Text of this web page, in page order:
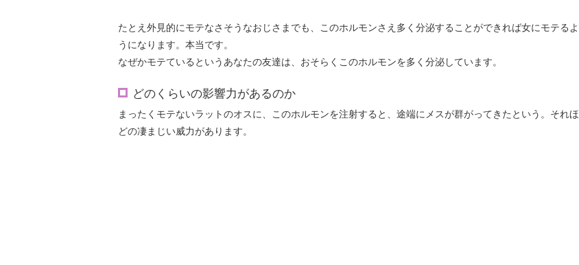
たとえ外見的にモテなさそうなおじさまでも、このホルモンさえ多く分泌することができれば女にモテるよ
うになります。 本当です。
なぜかモテているというあなたの友達は、おそらくこのホルモンを多く分泌しています。
どのくらいの影響力があるのか
まったくモテないラットのオスに、このホルモンを注射すると、途端にメスが群がってきたという。それほ
どの凄まじい威力があります。